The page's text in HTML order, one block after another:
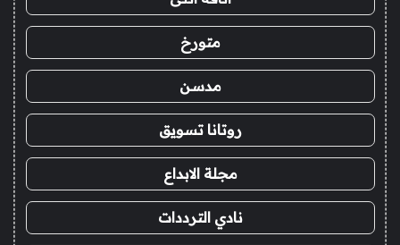
متورخ
مدسن
روتانا تسويق
مجلة الابداع
نادي الترددات